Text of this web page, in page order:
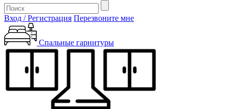
Вход / Регистрация Перезвоните мне
Спальные гарнитуры